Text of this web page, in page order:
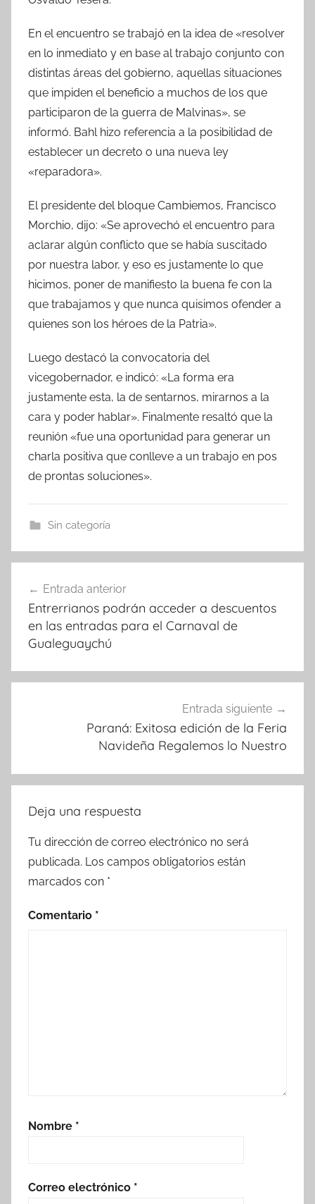
En el encuentro se trabajó en la idea de «resolver
en lo inmediato y en base al trabajo conjunto con
distintas áreas del gobierno, aquellas situaciones
que impiden el beneficio a muchos de los que
participaron de la guerra de Malvinas», se
informó. Bahl hizo referencia a la posibilidad de
establecer un decreto o una nueva ley
«reparadora».
El presidente del bloque Cambiemos, Francisco
Morchio, dijo: «Se aprovechó el encuentro para
aclarar algún conflicto que se había suscitado
por nuestra labor, y eso es justamente lo que
hicimos, poner de manifiesto la buena fe con la
que trabajamos y que nunca quisimos ofender a
quienes son los héroes de la Patria».
Luego destacó la convocatoria del
vicegobernador, e indicó: «La forma era
justamente esta, la de sentarnos, mirarnos a la
cara y poder hablar». Finalmente resaltó que la
reunión «fue una oportunidad para generar un
charla positiva que conlleve a un trabajo en pos
de prontas soluciones».
Sin categoría
de
entradas
Entrada anterior
Entrerrianos podrán acceder a descuentos
en las entradas para el Carnaval de
Gualeguaychú
Entrada siguiente
Paraná: Exitosa edición de la Feria
Navideña Regalemos lo Nuestro
Deja una respuesta
Tu dirección de correo electrónico no será
publicada. Los campos obligatorios están
marcados con *
Comentario *
Nombre *
Correo electrónico *